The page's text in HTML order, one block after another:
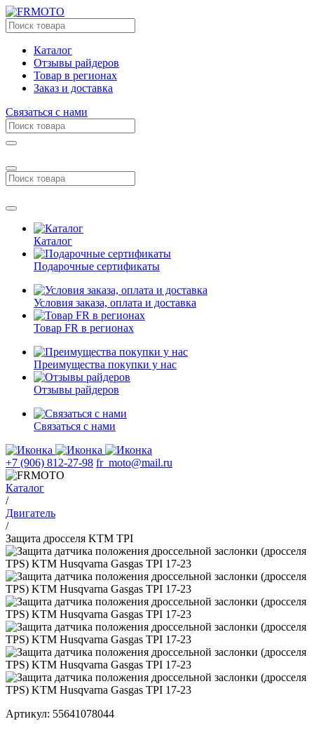
Каталог
Отзывы райдеров
Товар в регионах
Заказ и доставка
Связаться с нами
Каталог
Подарочные сертификаты
Условия заказа, оплата и доставка
Товар FR в регионах
Преимущества покупки у нас
Отзывы райдеров
Связаться с нами
+7 (906) 812-27-98 fr_moto@mail.ru
Каталог
/
Двигатель
/
Защита дросселя KTM TPI
Артикул: 55641078044